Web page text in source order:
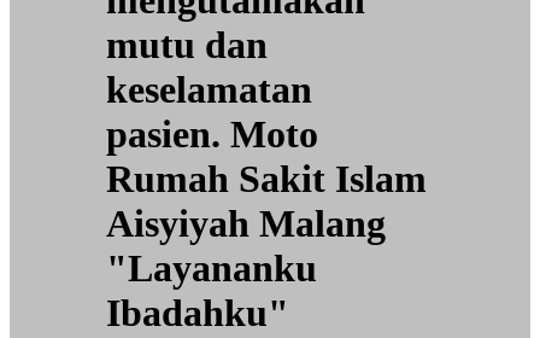
mutu dan
keselamatan
pasien. Moto
Rumah Sakit Islam
Aisyiyah Malang
"Layananku
Ibadahku"